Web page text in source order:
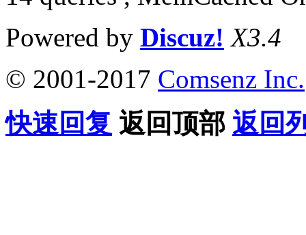
Powered by Discuz! X3.4
© 2001-2017 Comsenz Inc.
快速回复 返回顶部 返回